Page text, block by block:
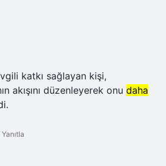
katkı sağlayan kişi,
akışını düzenleyerek onu daha
Yanıtla